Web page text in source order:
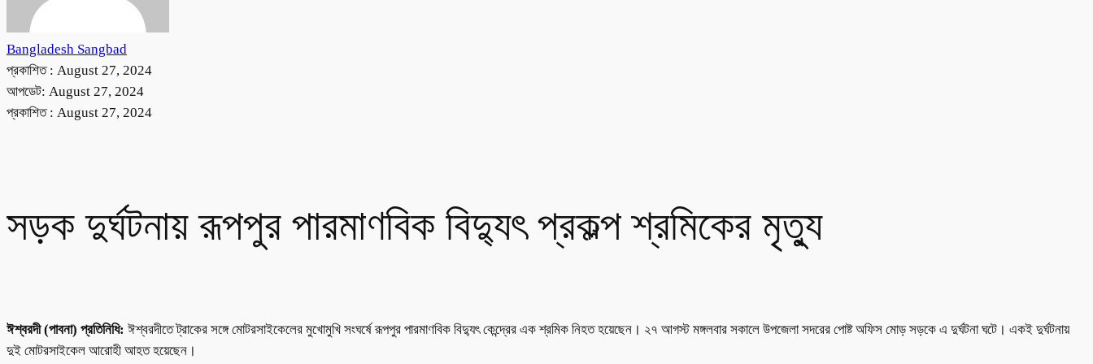
Bangladesh Sangbad
প্রকাশিত : August 27, 2024
আপডেট: August 27, 2024
প্রকাশিত : August 27, 2024
সড়ক দুর্ঘটনায় রূপপুর পারমাণবিক বিদ্যুৎ প্রকল্প শ্রমিকের মৃত্যু
ঈশ্বরদী (পাবনা) প্রতিনিধি: ঈশ্বরদীতে ট্রাকের সঙ্গে মোটরসাইকেলের মুখোমুখি সংঘর্ষে রূপপুর পারমাণবিক বিদ্যুৎ কেন্দ্রের এক শ্রমিক নিহত হয়েছেন। ২৭ আগস্ট মঙ্গলবার সকালে উপজেলা সদরের পোষ্ট অফিস মোড় সড়কে এ দুর্ঘটনা ঘটে। একই দুর্ঘটনায়
দুই মোটরসাইকেল আরোহী আহত হয়েছেন।